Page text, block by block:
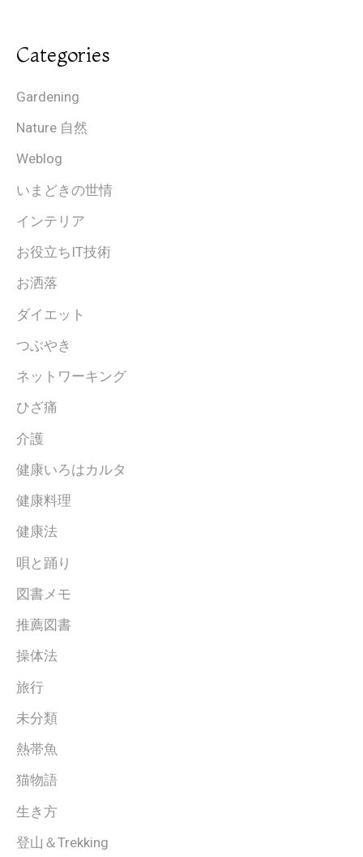
Categories
Gardening
Nature 自然
Weblog
いまどきの世情
インテリア
お役立ちIT技術
お洒落
ダイエット
つぶやき
ネットワーキング
ひざ痛
介護
健康いろはカルタ
健康料理
健康法
唄と踊り
図書メモ
推薦図書
操体法
旅行
未分類
熱帯魚
猫物語
生き方
登山＆Trekking